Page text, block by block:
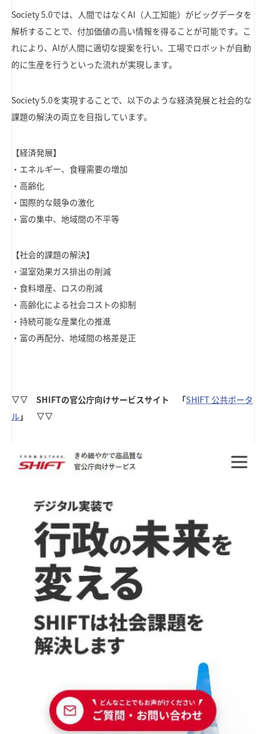
Society 5.0では、人間ではなくAI（人工知能）がビッグデータを
解析することで、付加価値の高い情報を得ることが可能です。こ
れにより、AIが人間に適切な提案を行い、工場でロボットが自動
的に生産を行うといった流れが実現します。
Society 5.0を実現することで、以下のような経済発展と社会的な
課題の解決の両立を目指しています。
【経済発展】
・エネルギー、食糧需要の増加
・高齢化
・国際的な競争の激化
・富の集中、地域間の不平等
【社会的課題の解決】
・温室効果ガス排出の削減
・食料増産、ロスの削減
・高齢化による社会コストの抑制
・持続可能な産業化の推進
・富の再配分、地域間の格差是正
▽▽ SHIFTの官公庁向けサービスサイト 「SHIFT 公共ポータ
ル」 ▽▽